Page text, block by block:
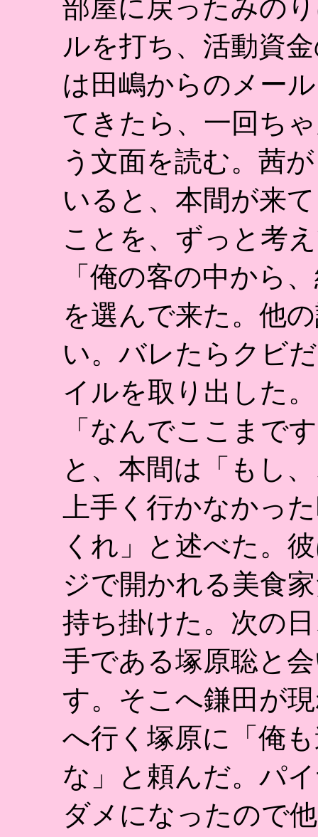
部屋に戻ったみの
ルを打ち、活動資
は田嶋からのメー
てきたら、一回ち
う文面を読む。茜
いると、本間が来
ことを、ずっと考
「俺の客の中から
を選んで来た。他
い。バレたらクビ
イルを取り出した。
「なんでここまで
と、本間は「もし
上手く行かなかっ
くれ」と述べた。
ジで開かれる美食
持ち掛けた。次の
手である塚原聡と
す。そこへ鎌田が
へ行く塚原に「俺
な」と頼んだ。パ
ダメになったので